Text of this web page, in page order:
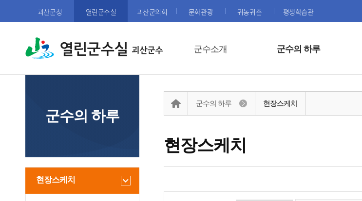
괴산군청 열린군수실 괴산군의회 문화관광 귀농귀촌 평생학습관
열린군수실 군수소개 군수의 하루
군수의 하루
현장스케치
현장스케치
군수의 하루 현장스케치